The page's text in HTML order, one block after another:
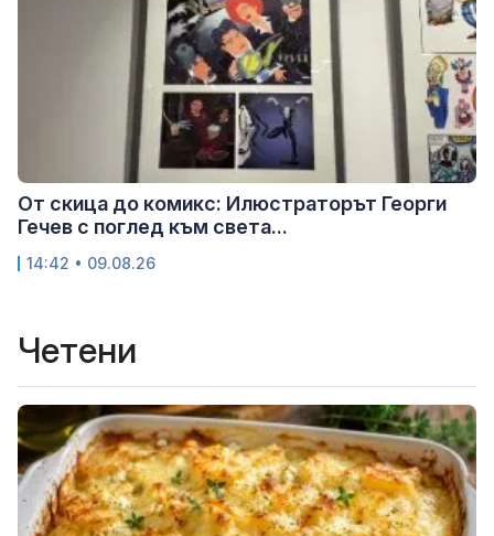
От скица до комикс: Илюстраторът Георги
Гечев с поглед към света...
14:42 • 09.08.26
Четени